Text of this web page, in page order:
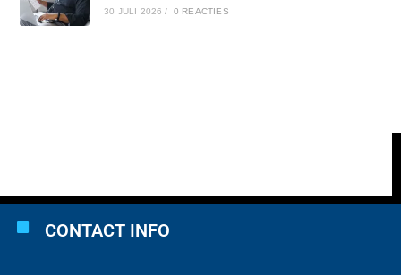
30 JULI 2026 / 0 REACTIES
CONTACT INFO